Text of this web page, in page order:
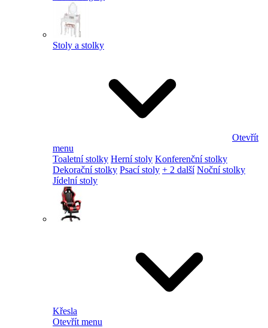
Stoly a stolky
Otevřít
menu
Toaletní stolky Herní stoly Konferenční stolky
Dekorační stolky Psací stoly + 2 další Noční stolky
Jídelní stoly
Křesla
Otevřít menu